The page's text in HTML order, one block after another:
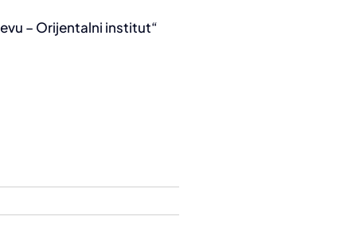
– Orijentalni institut“